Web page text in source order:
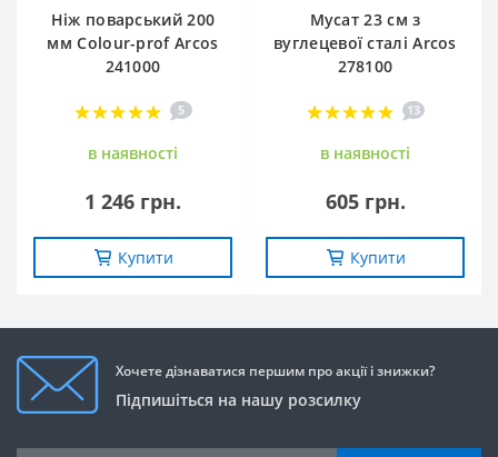
Ніж поварський 200
мм Сolour-prof Arcos
241000
5
в наявностi
1 246 грн.
Купити
Мусат 23 см з
вуглецевої сталі Arcos
278100
13
в наявностi
605 грн.
Купити
Хочете дізнаватися першим про акції і знижки?
Підпишіться на нашу розсилку